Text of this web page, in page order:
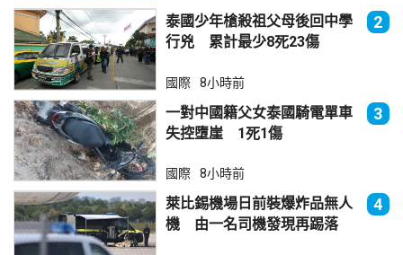
泰國少年槍殺祖父母後回中學
行兇 累計最少8死23傷
2
國際 8小時前
一對中國籍父女泰國騎電單車
失控墮崖 1死1傷
3
國際 8小時前
萊比錫機場日前裝爆炸品無人
機 由一名司機發現再踢落
4